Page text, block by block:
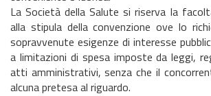
La Società della Salute si riserva la
alla stipula della convenzione ove lo
sopravvenute esigenze di interesse
a limitazioni di spesa imposte da leggi,
atti amministrativi, senza che il
alcuna pretesa al riguardo.